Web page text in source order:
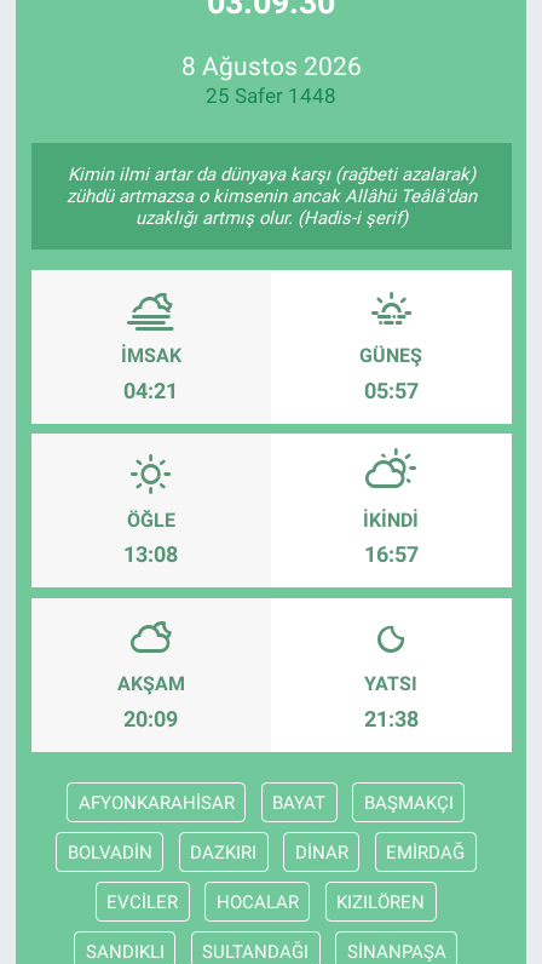
8 Ağustos 2026
25 Safer 1448
Kimin ilmi artar da dünyaya karşı (rağbeti azalarak)
zühdü artmazsa o kimsenin ancak Allâhü Teâlâ'dan
uzaklığı artmış olur. (Hadis-i şerif)
İMSAK
04:21
GÜNEŞ
05:57
ÖĞLE
13:08
İKINDI
16:57
AKŞAM
20:09
YATSI
21:38
AFYONKARAHİSAR BAYAT BAŞMAKÇI
BOLVADİN DAZKIRI DİNAR EMİRDAĞ
EVCİLER HOCALAR KIZILÖREN
SANDIKLI SULTANDAĞI SİNANPAŞA
Özel Haberler
Erişim Bilgileri
Sağlık
Ramazan